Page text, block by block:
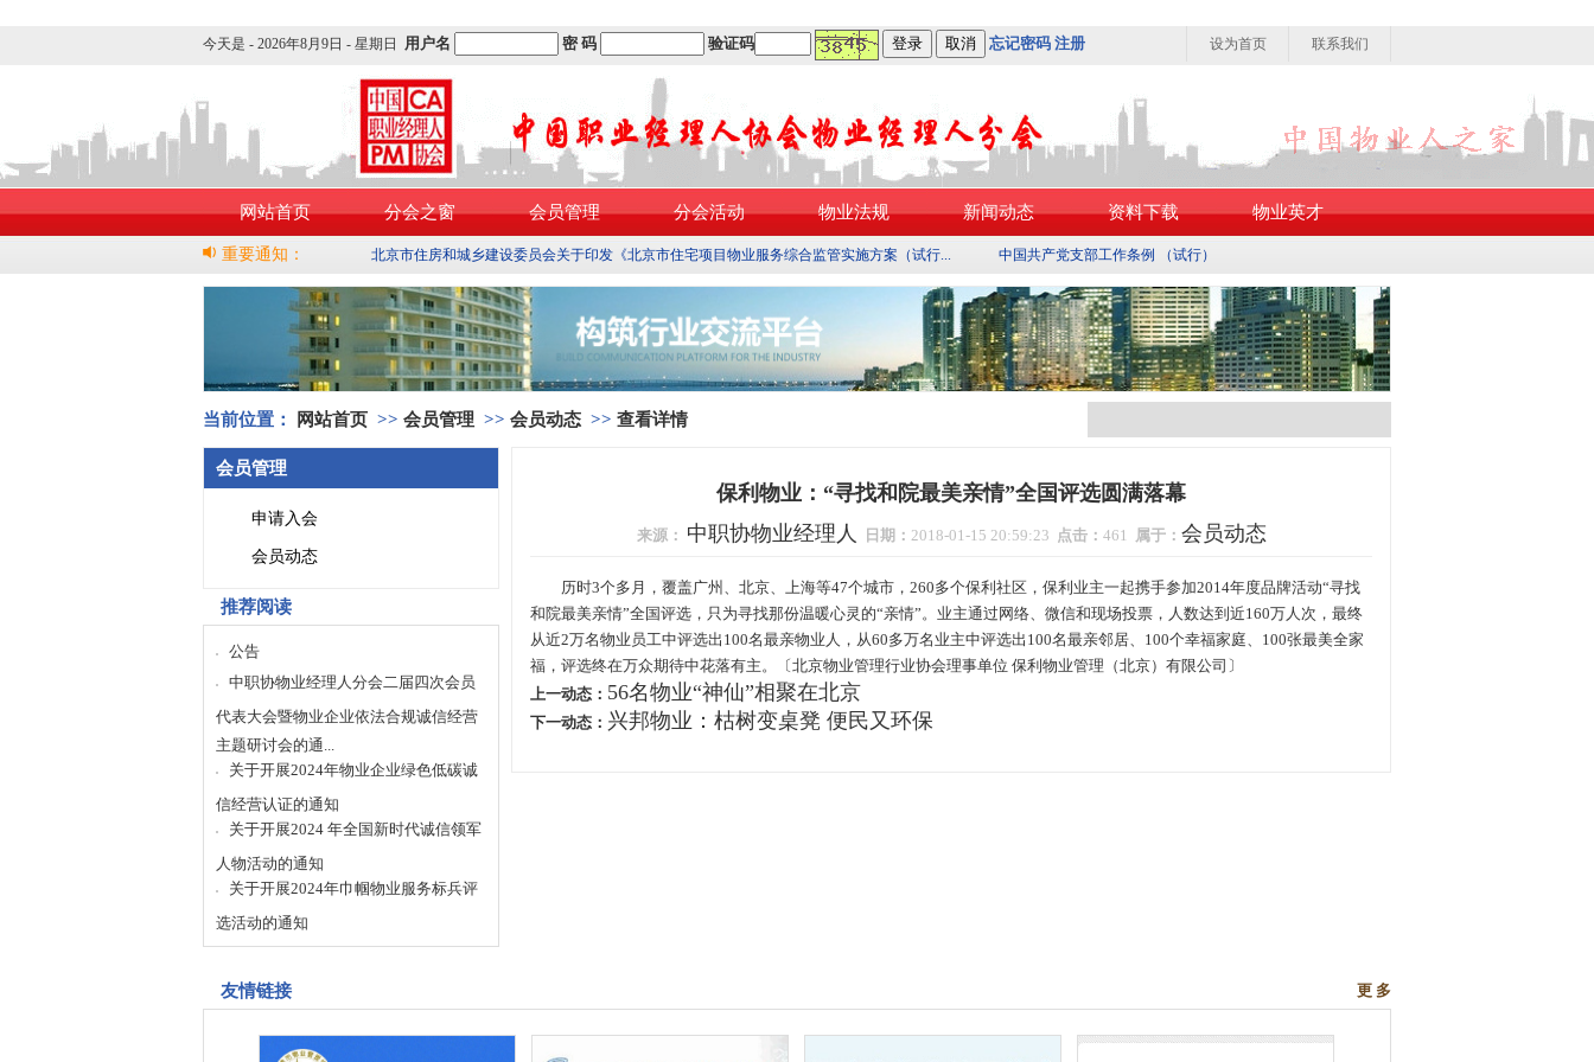
今天是 - 2026年8月9日 - 星期日 用户名 密 码 验证码 忘记密码 注册 联系我们
设为首页
网站首页 分会之窗 会员管理 分会活动 物业法规 新闻动态 资料下载 物业英才
重要通知： 北京市住房和城乡建设委员会关于印发《北京市住宅项目物业服务综合监管实施方案（试行... 中国共产党支部工作条例 （试行）
当前位置： 网站首页 >> 会员管理 >> 会员动态 >> 查看详情
会员管理
申请入会
会员动态
推荐阅读
公告
中职协物业经理人分会二届四次会员
代表大会暨物业企业依法合规诚信经营
主题研讨会的通...
关于开展2024年物业企业绿色低碳诚
信经营认证的通知
关于开展2024 年全国新时代诚信领军
人物活动的通知
关于开展2024年巾帼物业服务标兵评
选活动的通知
保利物业：“寻找和院最美亲情”全国评选圆满落幕
来源： 中职协物业经理人 日期： 2018-01-15 20:59:23 点击： 461 属于： 会员动态
历时3个多月，覆盖广州、北京、上海等47个城市，260多个保利社区，保利业主一起携手参加2014年度品牌活动“寻找
和院最美亲情”全国评选，只为寻找那份温暖心灵的“亲情”。业主通过网络、微信和现场投票，人数达到近160万人次，最终
从近2万名物业员工中评选出100名最亲物业人，从60多万名业主中评选出100名最亲邻居、100个幸福家庭、100张最美全家
福，评选终在万众期待中花落有主。〔北京物业管理行业协会理事单位 保利物业管理（北京）有限公司〕
上一动态： 56名物业“神仙”相聚在北京
下一动态： 兴邦物业：枯树变桌凳 便民又环保
友情链接 更 多